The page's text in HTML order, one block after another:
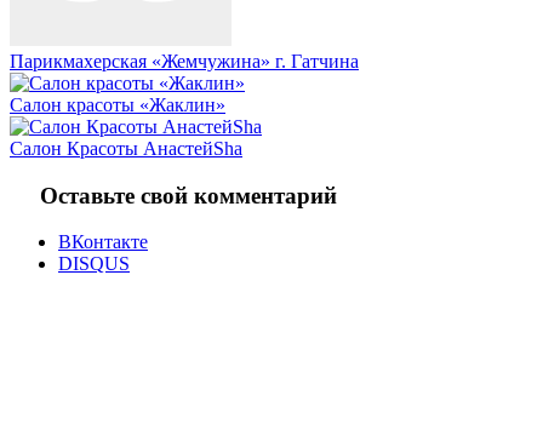
Парикмахерская «Жемчужина» г. Гатчина
Салон красоты «Жаклин»
Салон Красоты АнастейShа
Оставьте свой комментарий
ВКонтакте
DISQUS